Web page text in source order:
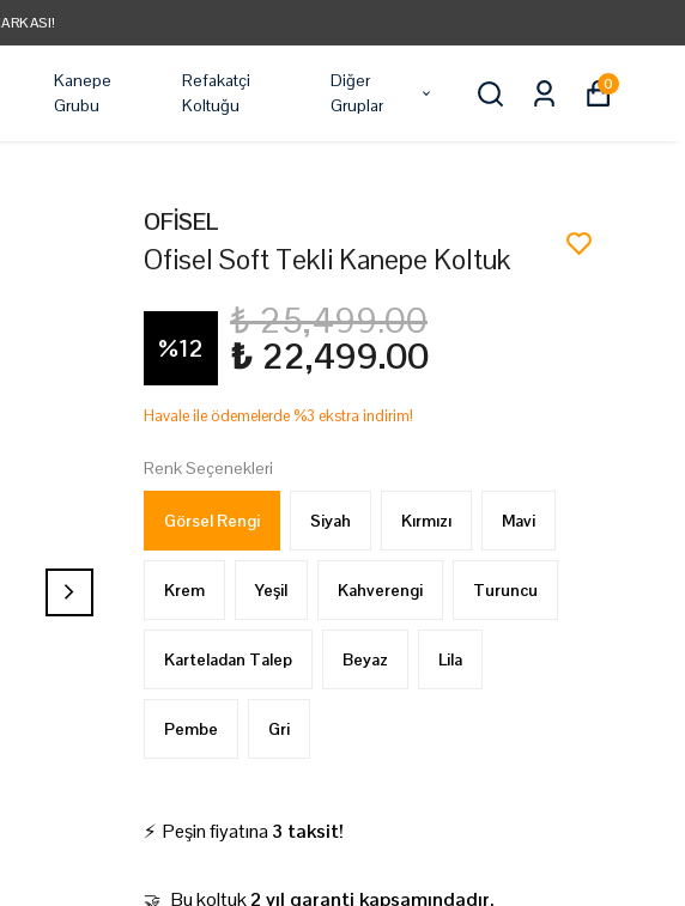
Kanepe
Grubu
Refakatçi
Koltuğu
Diğer
Gruplar
0
OFİSEL
Ofisel Soft Tekli Kanepe Koltuk
%12
₺ 25,499.00
₺ 22,499.00
Havale ile ödemelerde %3 ekstra indirim!
Renk Seçenekleri
Görsel Rengi Siyah Kırmızı Mavi
Krem Yeşil Kahverengi Turuncu
Karteladan Talep Beyaz Lila
Pembe Gri
⚡ Peşin fiyatına 3 taksit!
🤝 Bu koltuk2 yıl garanti kapsamındadır.